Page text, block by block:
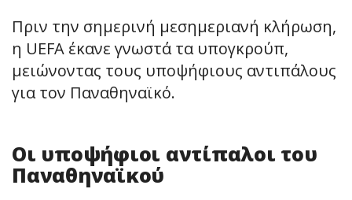
Πριν την σημερινή μεσημεριανή κλήρωση,
η UEFA έκανε γνωστά τα υπογκρούπ,
μειώνοντας τους υποψήφιους αντιπάλους
για τον Παναθηναϊκό.
Οι υποψήφιοι αντίπαλοι του
Παναθηναϊκού